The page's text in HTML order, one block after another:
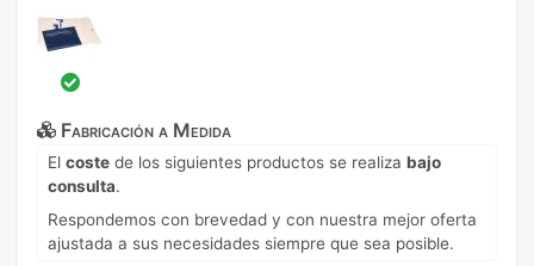
Fabricación a Medida
El coste de los siguientes productos se realiza bajo
consulta.
Respondemos con brevedad y con nuestra mejor oferta
ajustada a sus necesidades siempre que sea posible.